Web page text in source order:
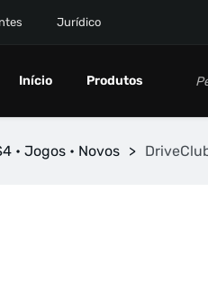
Jurídico
Início Produtos
• Jogos • Novos >